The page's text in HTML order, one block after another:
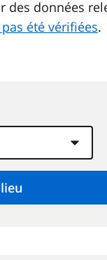
des données
pas été vérifiées.